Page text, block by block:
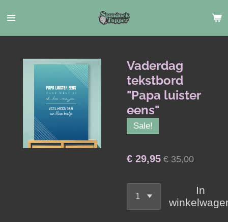
direct
naar
hoofdinhoud
Vaderdag
tekstbord
"Papa luister
eens"
Sale!
€ 29,95 € 35,00
In